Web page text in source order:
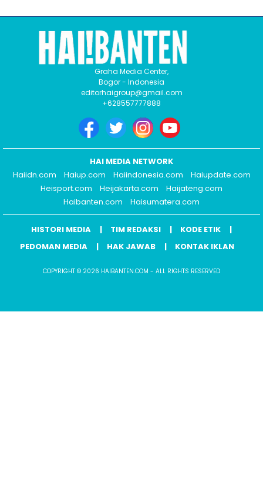
Graha Media Center,
Bogor - Indonesia
editorhaigroup@gmail.com
+628557777888
HAI MEDIA NETWORK
Haiidn.com
Haiup.com Haiindonesia.com
Haiupdate.com
Heisport.com
Heijakarta.com
Haijateng.com
Haibanten.com
Haisumatera.com
HISTORI MEDIA TIM REDAKSI
KODE ETIK
PEDOMAN MEDIA
HAK JAWAB KONTAK IKLAN
COPYRIGHT © 2026 HAIBANTEN.COM - ALL RIGHTS RESERVED